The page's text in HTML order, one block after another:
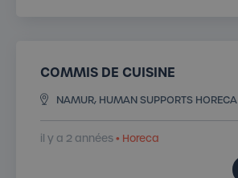
COMMIS DE CUISINE
NAMUR, HUMAN SUPPORTS HORECA
il y a 2 années• Horeca